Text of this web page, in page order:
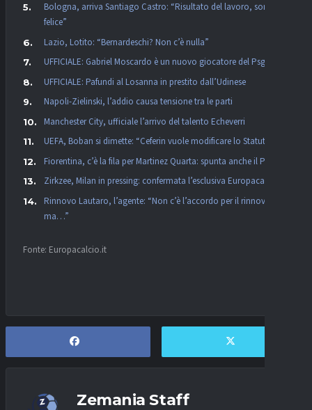
Bologna, arriva Santiago Castro: “Risultato del lavoro, sono
felice”
Lazio, Lotito: “Bernardeschi? Non c’è nulla”
UFFICIALE: Gabriel Moscardo è un nuovo giocatore del Psg
UFFICIALE: Pafundi al Losanna in prestito dall’Udinese
Napoli-Zielinski, l’addio causa tensione tra le parti
Manchester City, ufficiale l’arrivo del talento Echeverri
UEFA, Boban si dimette: “Ceferin vuole modificare lo Statuto”
Fiorentina, c’è la fila per Martinez Quarta: spunta anche il PSG
Zirkzee, Milan in pressing: confermata l’esclusiva Europacalcio!
Rinnovo Lautaro, l’agente: “Non c’è l’accordo per il rinnovo,
ma…”
Fonte: Europacalcio.it
Zemania Staff